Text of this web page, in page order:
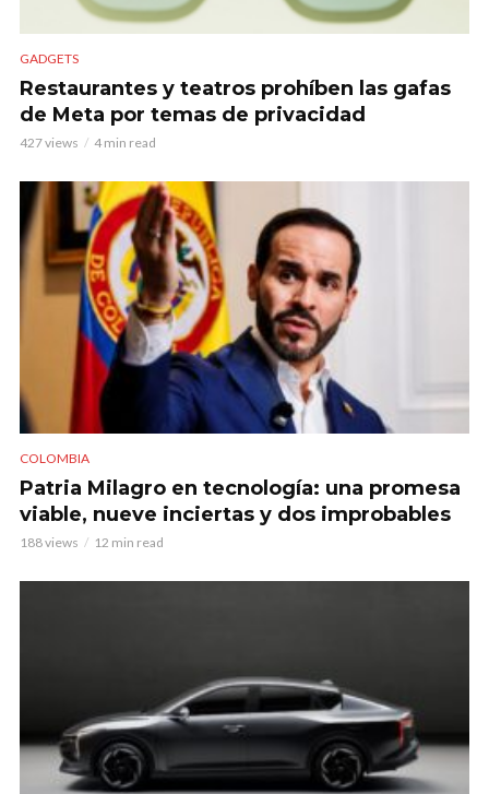
GADGETS
Restaurantes y teatros prohíben las gafas
de Meta por temas de privacidad
427 views 4 min read
COLOMBIA
Patria Milagro en tecnología: una promesa
viable, nueve inciertas y dos improbables
188 views 12 min read